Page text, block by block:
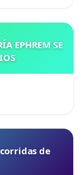
EPHREM SE
de